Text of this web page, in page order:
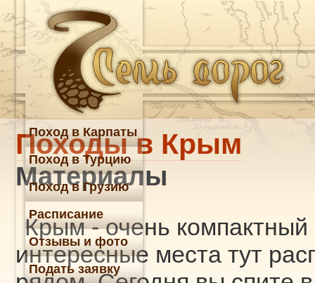
Походы в Крым
Материалы
Крым - очень компактный
интересные места тут
Поход в Карпаты
Поход в Турцию
Поход в Грузию
Расписание
Отзывы и фото
Подать заявку